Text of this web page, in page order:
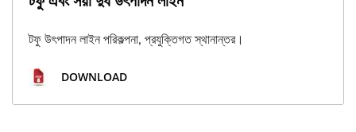
টফু উৎপাদন লাইন পরিকল্পনা, প্রযুক্তিগত স্থানান্তর।
DOWNLOAD